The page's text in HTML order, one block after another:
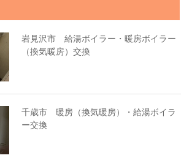
岩見沢市 給湯ボイラー・暖房ボイラー
（換気暖房）交換
千歳市 暖房（換気暖房）・給湯ボイラ
ー交換